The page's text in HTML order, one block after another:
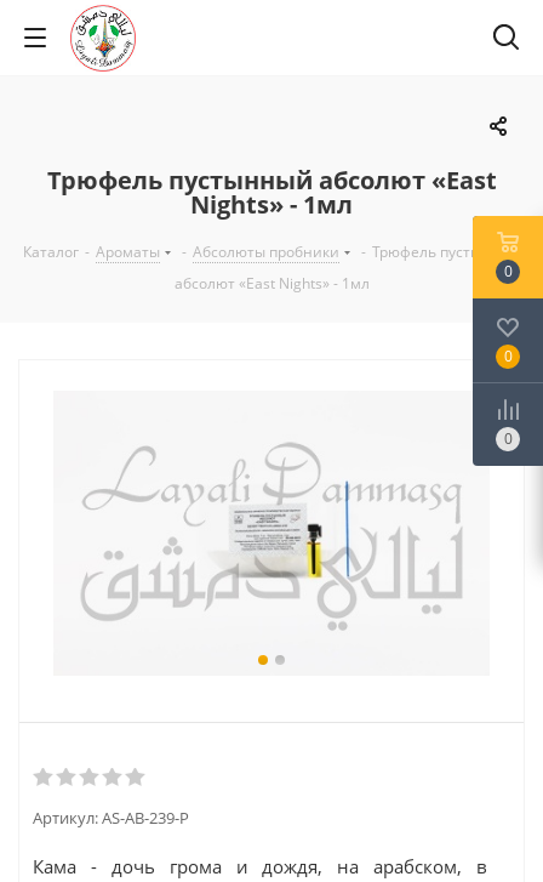
Трюфель пустынный абсолют «East
Nights» - 1мл
Каталог - Ароматы - Абсолюты пробники - Трюфель пустынный
абсолют «East Nights» - 1мл
Артикул:AS-AB-239-P
Кама - дочь грома и дождя, на арабском, в
0
0
0